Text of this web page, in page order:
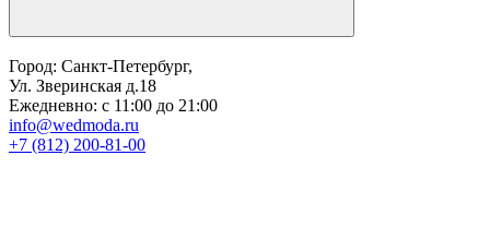
Город: Санкт-Петербург,
Ул. Зверинская д.18
Ежедневно: с 11:00 до 21:00
info@wedmoda.ru
+7 (812) 200-81-00